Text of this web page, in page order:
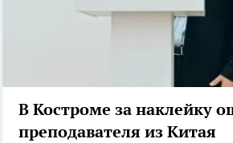
В Костроме за наклейку
преподавателя из Китая